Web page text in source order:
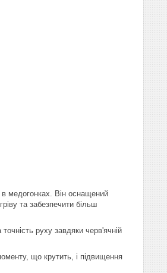
медогонках. Він оснащений
та забезпечити більш
руху завдяки черв'ячній
що крутить, і підвищення